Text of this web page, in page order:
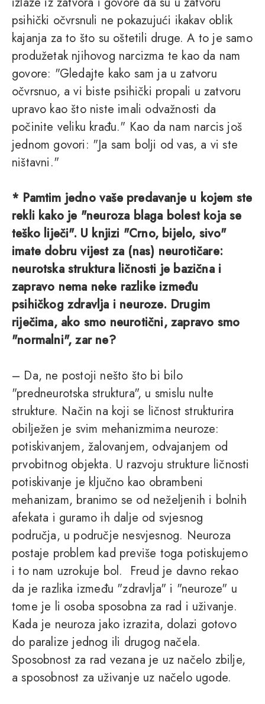
psihički očvrsnuli ne pokazujući ikakav oblik
kajanja za to što su oštetili druge. A to je samo
produžetak njihovog narcizma te kao da nam
govore: "Gledajte kako sam ja u zatvoru
očvrsnuo, a vi biste psihički propali u zatvoru
upravo kao što niste imali odvažnosti da
počinite veliku krađu." Kao da nam narcis još
jednom govori: "Ja sam bolji od vas, a vi ste
ništavni."
* Pamtim jedno vaše predavanje u kojem ste
rekli kako je "neuroza blaga bolest koja se
teško liječi". U knjizi "Crno, bijelo, sivo"
imate dobru vijest za (nas) neurotičare:
neurotska struktura ličnosti je bazična i
zapravo nema neke razlike između
psihičkog zdravlja i neuroze. Drugim
riječima, ako smo neurotični, zapravo smo
"normalni", zar ne?
– Da, ne postoji nešto što bi bilo
"predneurotska struktura", u smislu nulte
strukture. Način na koji se ličnost strukturira
obilježen je svim mehanizmima neuroze:
potiskivanjem, žalovanjem, odvajanjem od
prvobitnog objekta. U razvoju strukture ličnosti
potiskivanje je ključno kao obrambeni
mehanizam, branimo se od neželjenih i bolnih
afekata i guramo ih dalje od svjesnog
područja, u područje nesvjesnog. Neuroza
postaje problem kad previše toga potiskujemo
i to nam uzrokuje bol. Freud je davno rekao
da je razlika između "zdravlja" i "neuroze" u
tome je li osoba sposobna za rad i uživanje.
Kada je neuroza jako izrazita, dolazi gotovo
do paralize jednog ili drugog načela.
Sposobnost za rad vezana je uz načelo zbilje,
a sposobnost za uživanje uz načelo ugode.